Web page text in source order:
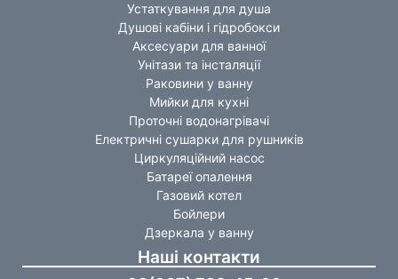
Устаткування для душа
Душові кабіни і гідробокси
Аксесуари для ванної
Унітази та інсталяції
Раковини у ванну
Мийки для кухні
Проточні водонагрівачі
Електричні сушарки для рушників
Циркуляційний насос
Батареї опалення
Газовий котел
Бойлери
Дзеркала у ванну
Наші контакти